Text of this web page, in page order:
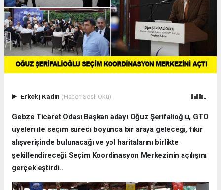
Erkek| Kadın (Haberi Sesli Oku)
Gebze Ticaret Odası Başkan adayı Oğuz Şerifalioğlu, GTO
üyeleri ile seçim süreci boyunca bir araya geleceği, fikir
alışverişinde bulunacağı ve yol haritalarını birlikte
şekillendireceği Seçim Koordinasyon Merkezinin açılışını
gerçekleştirdi..